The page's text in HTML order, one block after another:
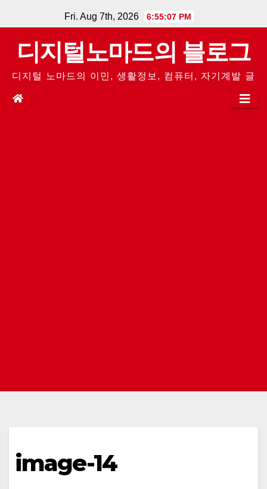
to
content
Fri. Aug 7th, 2026 6:55:07 PM
디지털노마드의 블로그
디지털 노마드의 이민, 생활정보, 컴퓨터, 자기계발 글
image-14